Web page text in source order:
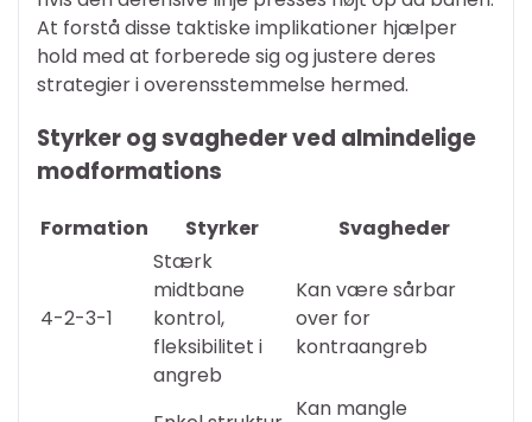
At forstå disse taktiske implikationer hjælper
hold med at forberede sig og justere deres
strategier i overensstemmelse hermed.
Styrker og svagheder ved almindelige
modformations
Formation Styrker Svagheder
4-2-3-1
Stærk
midtbane
kontrol,
fleksibilitet i
angreb
Kan være sårbar
over for
kontraangreb
Kan mangle